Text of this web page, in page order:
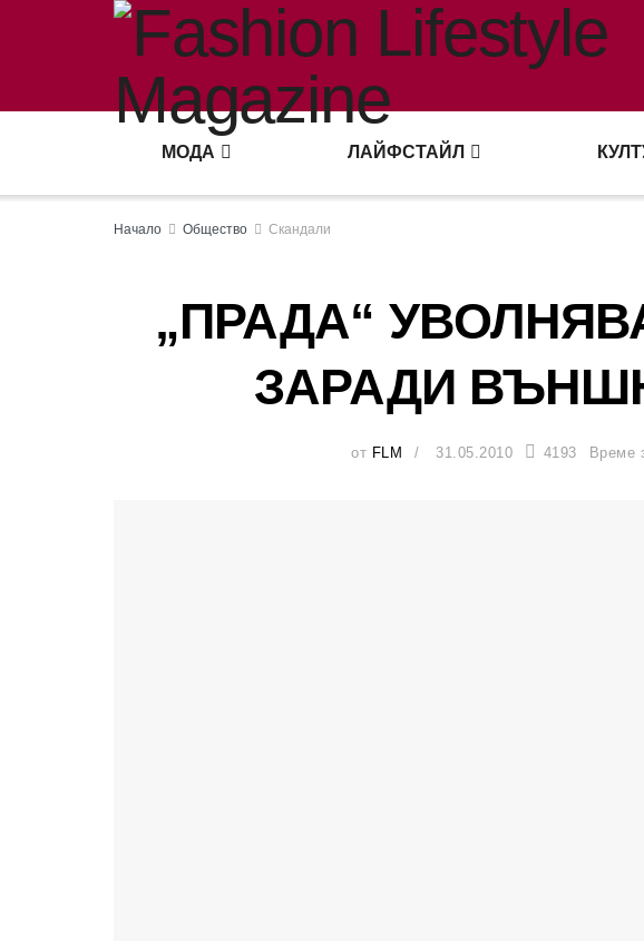
МОДА ЛАЙФСТАЙЛ
Начало Общество Скандали
„ПРАДА“
ЗАРАДИ
от FLM 31.05.2010 4193 Време